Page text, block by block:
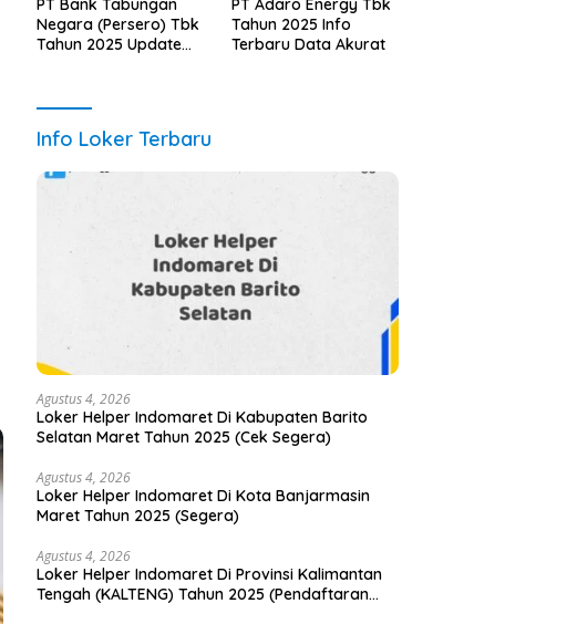
PT Bank Tabungan
Negara (Persero) Tbk
Tahun 2025 Update
PT Adaro Energy Tbk
Tahun 2025 Info
Terbaru Data Akurat
Info Loker Terbaru
Agustus 4, 2026
Loker Helper Indomaret Di Kabupaten Barito
Selatan Maret Tahun 2025 (Cek Segera)
Agustus 4, 2026
Loker Helper Indomaret Di Kota Banjarmasin
Maret Tahun 2025 (Segera)
Agustus 4, 2026
Loker Helper Indomaret Di Provinsi Kalimantan
Tengah (KALTENG) Tahun 2025 (Pendaftaran